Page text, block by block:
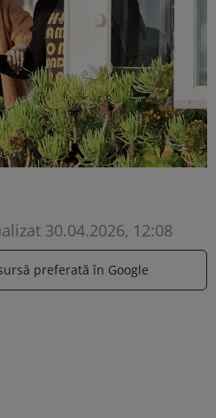
30.04.2026, 12:08
preferată în Google